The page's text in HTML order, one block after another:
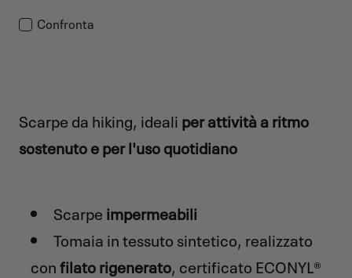
Confronta
Scarpe da hiking, ideali per attività a ritmo
sostenuto e per l'uso quotidiano
Scarpe impermeabili
Tomaia in tessuto sintetico, realizzato
confilato rigenerato, certificato ECONYL®